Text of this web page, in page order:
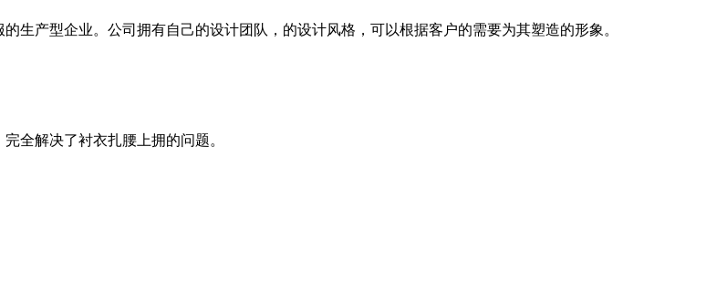
生产型企业。公司拥有自己的设计团队，的设计风格，可以根据客户的需要为其塑造的形象。
全解决了衬衣扎腰上拥的问题。